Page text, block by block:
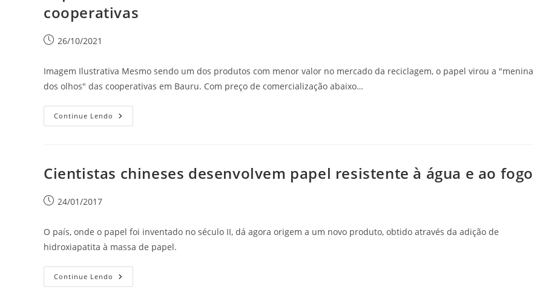
cooperativas
26/10/2021
Imagem Ilustrativa Mesmo sendo um dos produtos com menor valor no mercado da reciclagem, o papel virou a "menina
dos olhos" das cooperativas em Bauru. Com preço de comercialização abaixo…
Continue Lendo
Cientistas chineses desenvolvem papel resistente à água e ao fogo
24/01/2017
O país, onde o papel foi inventado no século II, dá agora origem a um novo produto, obtido através da adição de
hidroxiapatita à massa de papel.
Continue Lendo